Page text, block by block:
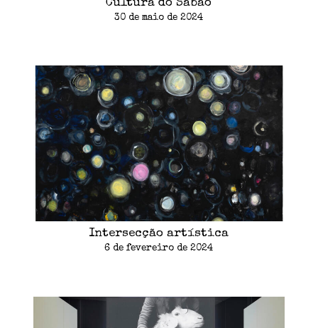
Cultura do Sabão
30 de maio de 2024
Intersecção artística
6 de fevereiro de 2024